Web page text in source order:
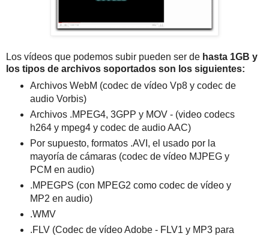
Los vídeos que podemos subir pueden ser de hasta 1GB y
los tipos de archivos soportados son los siguientes:
Archivos WebM (codec de vídeo Vp8 y codec de
audio Vorbis)
Archivos .MPEG4, 3GPP y MOV - (video codecs
h264 y mpeg4 y codec de audio AAC)
Por supuesto, formatos .AVI, el usado por la
mayoría de cámaras (codec de vídeo MJPEG y
PCM en audio)
.MPEGPS (con MPEG2 como codec de vídeo y
MP2 en audio)
.WMV
.FLV (Codec de vídeo Adobe - FLV1 y MP3 para